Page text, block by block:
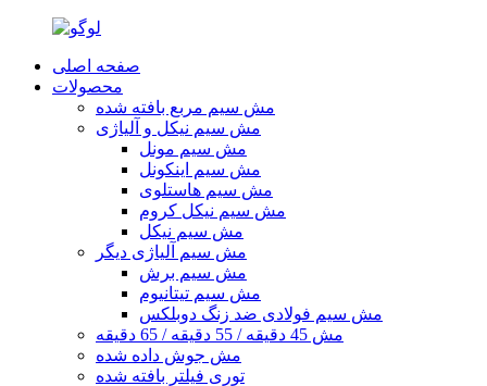
صفحه اصلی
محصولات
مش سیم مربع بافته شده
مش سیم نیکل و آلیاژی
مش سیم مونل
مش سیم اینکونل
مش سیم هاستلوی
مش سیم نیکل کروم
مش سیم نیکل
مش سیم آلیاژی دیگر
مش سیم برش
مش سیم تیتانیوم
مش سیم فولادی ضد زنگ دوبلکس
مش 45 ​​دقیقه / 55 دقیقه / 65 دقیقه
مش جوش داده شده
توری فیلتر بافته شده